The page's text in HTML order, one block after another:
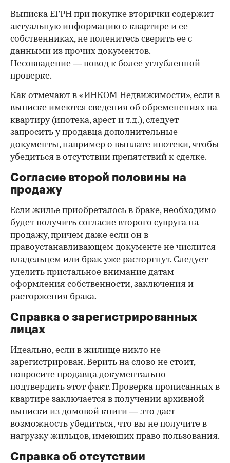
Выписка ЕГРН при покупке вторички содержит
актуальную информацию о квартире и ее
собственниках, не поленитесь сверить ее с
данными из прочих документов.
Несовпадение — повод к более углубленной
проверке.
Как отмечают в «ИНКОМ-Недвижимости», если в
выписке имеются сведения об обременениях на
квартиру (ипотека, арест и т.д.), следует
запросить у продавца дополнительные
документы, например о выплате ипотеки, чтобы
убедиться в отсутствии препятствий к сделке.
Согласие второй половины на
продажу
Если жилье приобреталось в браке, необходимо
будет получить согласие второго супруга на
продажу, причем даже если он в
правоустанавливающем документе не числится
владельцем или брак уже расторгнут. Следует
уделить пристальное внимание датам
оформления собственности, заключения и
расторжения брака.
Справка о зарегистрированных
лицах
Идеально, если в жилище никто не
зарегистрирован. Верить на слово не стоит,
попросите продавца документально
подтвердить этот факт. Проверка прописанных в
квартире заключается в получении архивной
выписки из домовой книги — это даст
возможность убедиться, что вы не получите в
нагрузку жильцов, имеющих право пользования.
Справка об отсутствии